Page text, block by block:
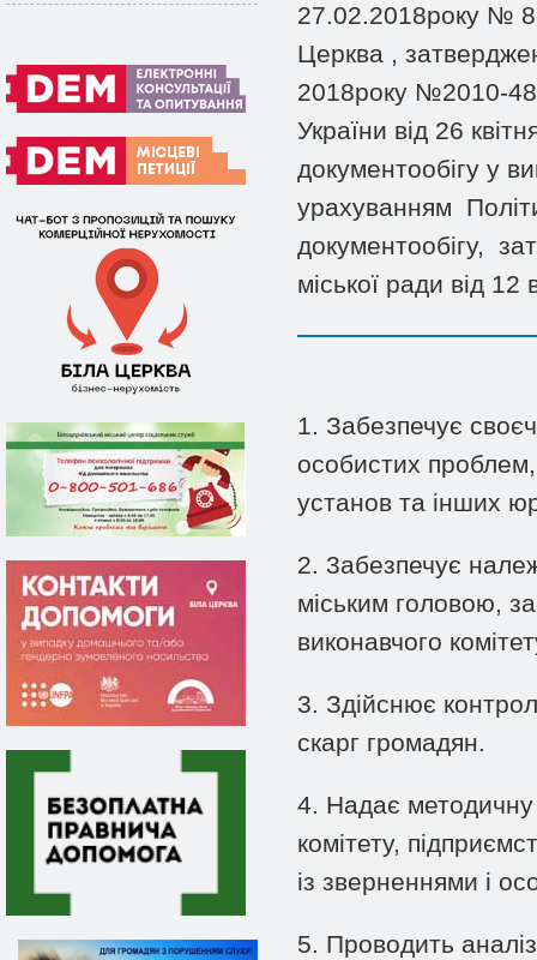
27.02.2018року №
Церква ,
2018року №2010-
України від 26
документообігу у
урахуванням
документообігу,
міської ради від
1. Забезпечує
особистих проблем,
установ та інших
2. 3абезпечує
міським головою,
виконавчого
3. Здійснює
скарг громадян.
4. Надає методичну
комітету,
із зверненнями і
5. Проводить